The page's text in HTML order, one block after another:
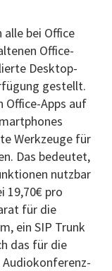
alle bei Office
Office-
Desktop-
gestellt.
Office-Apps auf
Werkzeuge für
Das bedeutet,
nutzbar
19,70€ pro
für die
ein SIP Trunk
das für die